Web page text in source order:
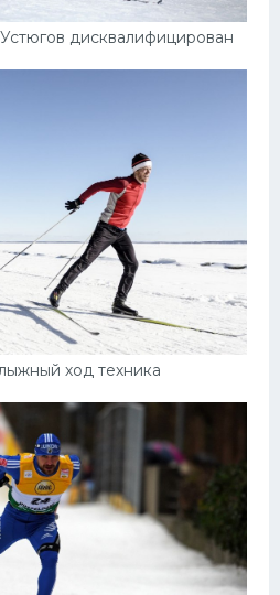
дисквалифицирован
ход техника